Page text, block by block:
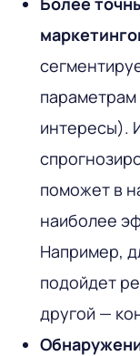
параметрам
интересы).
поможет в
наиболее
Например,
подойдет
другой —